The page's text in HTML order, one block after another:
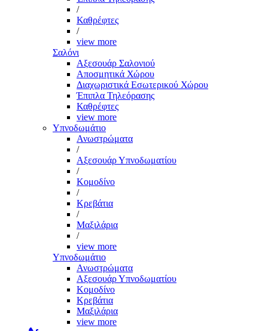
/
Καθρέφτες
/
view more
Σαλόνι
Αξεσουάρ Σαλονιού
Αποσμητικά Χώρου
Διαχωριστικά Εσωτερικού Χώρου
Έπιπλα Τηλεόρασης
Καθρέφτες
view more
Υπνοδωμάτιο
Ανωστρώματα
/
Αξεσουάρ Υπνοδωματίου
/
Κομοδίνο
/
Κρεβάτια
/
Μαξιλάρια
/
view more
Υπνοδωμάτιο
Ανωστρώματα
Αξεσουάρ Υπνοδωματίου
Κομοδίνο
Κρεβάτια
Μαξιλάρια
view more